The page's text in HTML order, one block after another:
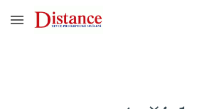
Skip to main content